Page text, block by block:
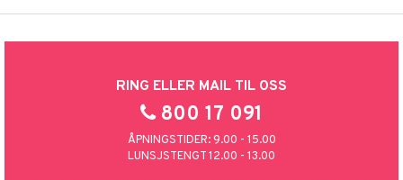
RING ELLER MAIL TIL OSS
800 17 091
ÅPNINGSTIDER: 9.00 - 15.00
LUNSJSTENGT 12.00 - 13.00